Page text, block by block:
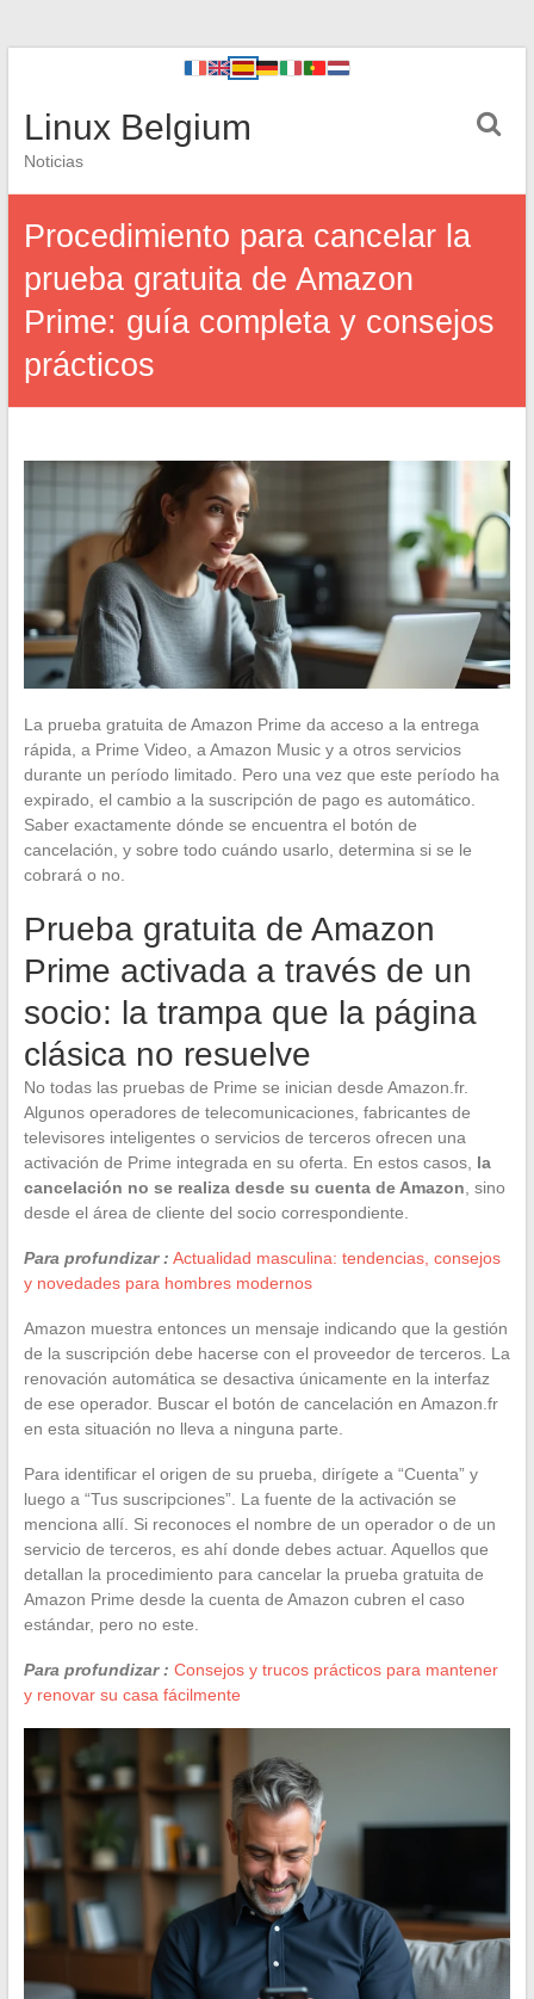
Linux Belgium
Noticias
Procedimiento para cancelar la
prueba gratuita de Amazon
Prime: guía completa y consejos
prácticos
La prueba gratuita de Amazon Prime da acceso a la entrega
rápida, a Prime Video, a Amazon Music y a otros servicios
durante un período limitado. Pero una vez que este período ha
expirado, el cambio a la suscripción de pago es automático.
Saber exactamente dónde se encuentra el botón de
cancelación, y sobre todo cuándo usarlo, determina si se le
cobrará o no.
Prueba gratuita de Amazon
Prime activada a través de un
socio: la trampa que la página
clásica no resuelve
No todas las pruebas de Prime se inician desde Amazon.fr.
Algunos operadores de telecomunicaciones, fabricantes de
televisores inteligentes o servicios de terceros ofrecen una
activación de Prime integrada en su oferta. En estos casos, la
cancelación no se realiza desde su cuenta de Amazon , sino
desde el área de cliente del socio correspondiente.
Para profundizar : Actualidad masculina: tendencias, consejos
y novedades para hombres modernos
Amazon muestra entonces un mensaje indicando que la gestión
de la suscripción debe hacerse con el proveedor de terceros. La
renovación automática se desactiva únicamente en la interfaz
de ese operador. Buscar el botón de cancelación en Amazon.fr
en esta situación no lleva a ninguna parte.
Para identificar el origen de su prueba, dirígete a “Cuenta” y
luego a “Tus suscripciones”. La fuente de la activación se
menciona allí. Si reconoces el nombre de un operador o de un
servicio de terceros, es ahí donde debes actuar. Aquellos que
detallan la procedimiento para cancelar la prueba gratuita de
Amazon Prime desde la cuenta de Amazon cubren el caso
estándar, pero no este.
Para profundizar : Consejos y trucos prácticos para mantener
y renovar su casa fácilmente